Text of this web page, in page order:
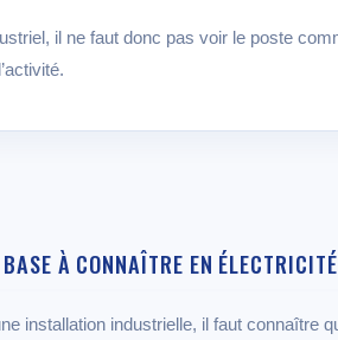
il ne faut donc pas voir le poste
À CONNAÎTRE EN
installation industrielle, il faut connaître